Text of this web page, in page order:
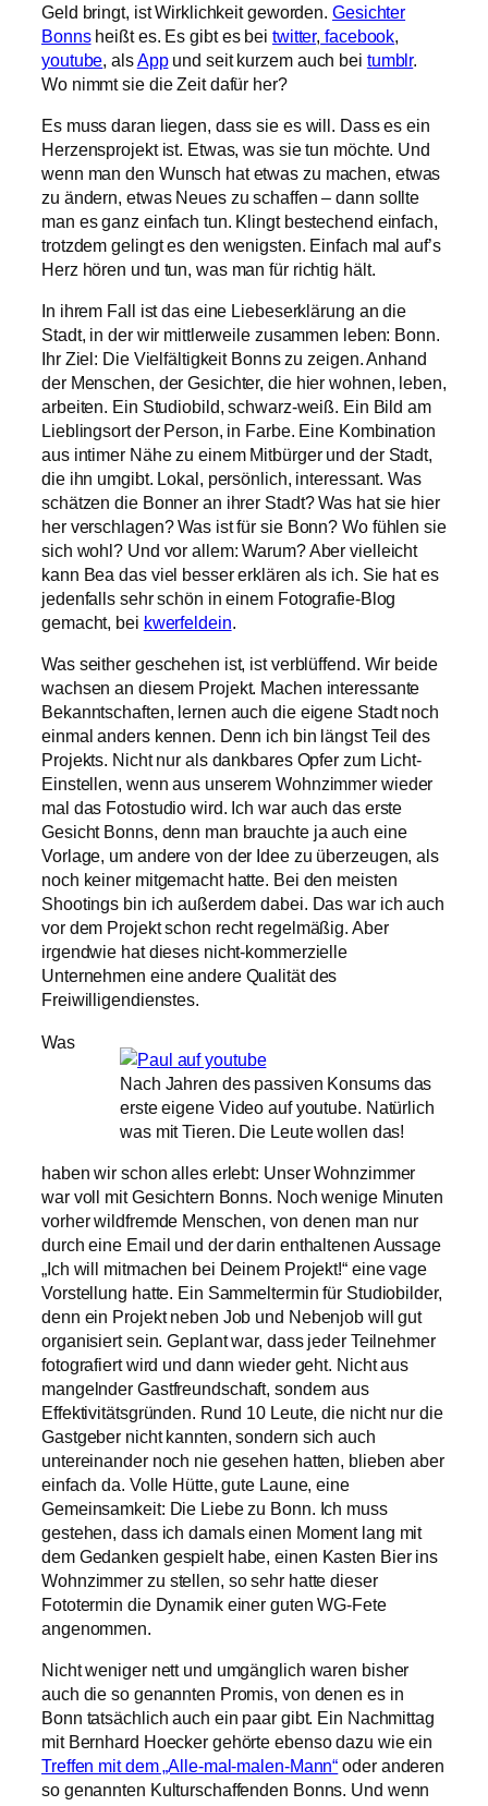
Geld bringt, ist Wirklichkeit geworden. Gesichter
Bonnsheißt es. Es gibt es bei twitter, facebook
youtube , als Appund seit kurzem auch bei tumblr.
Wo nimmt sie die Zeit dafür her?
Es muss daran liegen, dass sie es will. Dass es ein
Herzensprojekt ist. Etwas, was sie tun möchte. Und
wenn man den Wunsch hat etwas zu machen, etwas
zu ändern, etwas Neues zu schaffen – dann sollte
man es ganz einfach tun. Klingt bestechend einfach,
trotzdem gelingt es den wenigsten. Einfach mal auf’s
Herz hören und tun, was man für richtig hält.
In ihrem Fall ist das eine Liebeserklärung an die
Stadt, in der wir mittlerweile zusammen leben: Bonn.
Ihr Ziel: Die Vielfältigkeit Bonns zu zeigen. Anhand
der Menschen, der Gesichter, die hier wohnen, leben,
arbeiten. Ein Studiobild, schwarz-weiß. Ein Bild am
Lieblingsort der Person, in Farbe. Eine Kombination
aus intimer Nähe zu einem Mitbürger und der Stadt,
die ihn umgibt. Lokal, persönlich, interessant. Was
schätzen die Bonner an ihrer Stadt? Was hat sie hier
her verschlagen? Was ist für sie Bonn? Wo fühlen sie
sich wohl? Und vor allem: Warum? Aber vielleicht
kann Bea das viel besser erklären als ich. Sie hat es
jedenfalls sehr schön in einem Fotografie-Blog
gemacht, bei kwerfeldein.
Was seither geschehen ist, ist verblüffend. Wir beide
wachsen an diesem Projekt. Machen interessante
Bekanntschaften, lernen auch die eigene Stadt noch
einmal anders kennen. Denn ich bin längst Teil des
Projekts. Nicht nur als dankbares Opfer zum Licht-
Einstellen, wenn aus unserem Wohnzimmer wieder
mal das Fotostudio wird. Ich war auch das erste
Gesicht Bonns, denn man brauchte ja auch eine
Vorlage, um andere von der Idee zu überzeugen, als
noch keiner mitgemacht hatte. Bei den meisten
Shootings bin ich außerdem dabei. Das war ich auch
vor dem Projekt schon recht regelmäßig. Aber
irgendwie hat dieses nicht-kommerzielle
Unternehmen eine andere Qualität des
Freiwilligendienstes.
Nach Jahren des passiven Konsums das
erste eigene Video auf youtube. Natürlich
was mit Tieren. Die Leute wollen das!
Was
haben wir schon alles erlebt: Unser Wohnzimmer
war voll mit Gesichtern Bonns. Noch wenige Minuten
vorher wildfremde Menschen, von denen man nur
durch eine Email und der darin enthaltenen Aussage
„Ich will mitmachen bei Deinem Projekt!“ eine vage
Vorstellung hatte. Ein Sammeltermin für Studiobilder,
denn ein Projekt neben Job und Nebenjob will gut
organisiert sein. Geplant war, dass jeder Teilnehmer
fotografiert wird und dann wieder geht. Nicht aus
mangelnder Gastfreundschaft, sondern aus
Effektivitätsgründen. Rund 10 Leute, die nicht nur die
Gastgeber nicht kannten, sondern sich auch
untereinander noch nie gesehen hatten, blieben aber
einfach da. Volle Hütte, gute Laune, eine
Gemeinsamkeit: Die Liebe zu Bonn. Ich muss
gestehen, dass ich damals einen Moment lang mit
dem Gedanken gespielt habe, einen Kasten Bier ins
Wohnzimmer zu stellen, so sehr hatte dieser
Fototermin die Dynamik einer guten WG-Fete
angenommen.
Nicht weniger nett und umgänglich waren bisher
auch die so genannten Promis, von denen es in
Bonn tatsächlich auch ein paar gibt. Ein Nachmittag
mit Bernhard Hoecker gehörte ebenso dazu wie ein
Treffen mit dem „Alle-mal-malen-Mann“ oder anderen
so genannten Kulturschaffenden Bonns. Und wenn